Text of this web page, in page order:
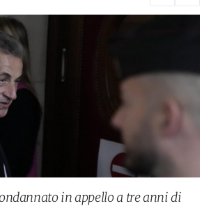
in appello a tre anni di